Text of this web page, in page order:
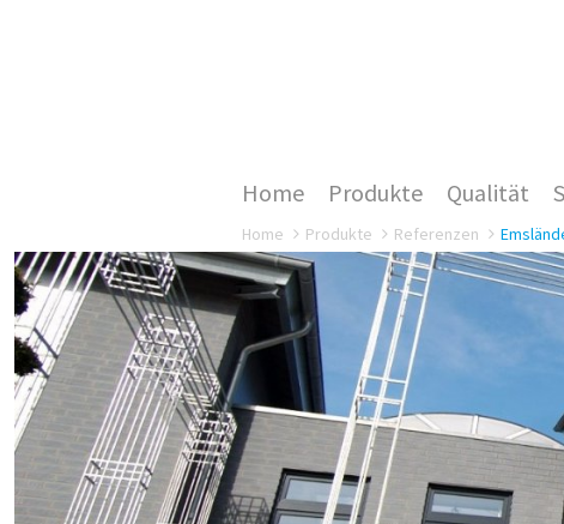
Home Produkte Qualität
Home Produkte Referenzen